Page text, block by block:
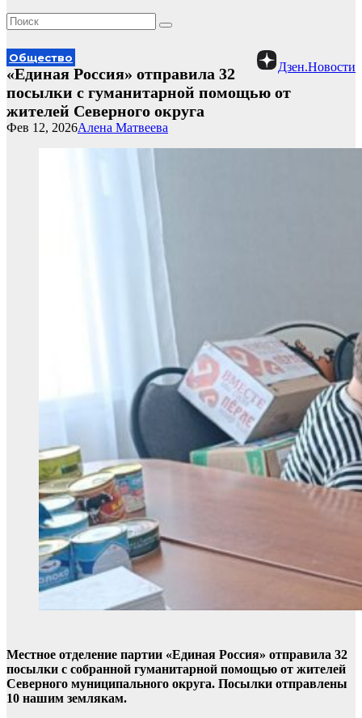
Дзен.Новости
Общество
«Единая Россия» отправила 32
посылки с гуманитарной помощью от
жителей Северного округа
Алена Матвеева
Фев 12, 2026
Местное отделение партии «Единая Россия» отправила 32
посылки с собранной гуманитарной помощью от жителей
Северного муниципального округа. Посылки отправлены
10 нашим землякам.